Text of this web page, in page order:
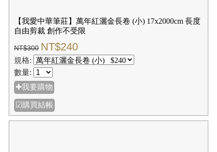
NT$70 NT$56
規格:
數量:
✚我要購物
☑購買結帳